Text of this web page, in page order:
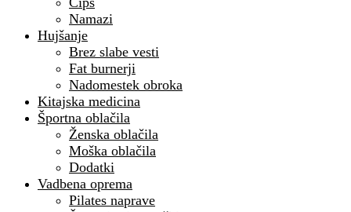
Namazi
Hujšanje
Brez slabe vesti
Fat burnerji
Nadomestek obroka
Kitajska medicina
Športna oblačila
Ženska oblačila
Moška oblačila
Dodatki
Vadbena oprema
Pilates naprave